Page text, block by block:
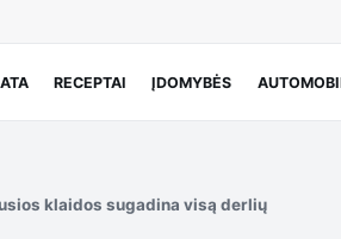
RECEPTAI ĮDOMYBĖS
klaidos sugadina visą derlių